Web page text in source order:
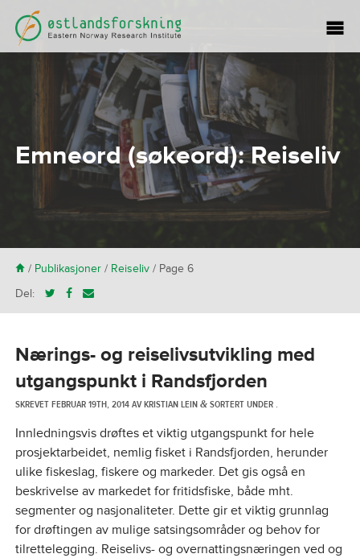
Emneord (søkeord):Reiseliv
H/ Publikasjoner/ Reiseliv/ Page 6
Del:
Nærings- og reiselivsutvikling med
utgangspunkt i Randsfjorden
SKREVETFEBRUAR 19TH, 2014AVKRISTIAN LEIN &SORTERT UNDER .
Innledningsvis drøftes et viktig utgangspunkt for hele
prosjektarbeidet, nemlig fisket i Randsfjorden, herunder
ulike fiskeslag, fiskere og markeder. Det gis også en
beskrivelse av markedet for fritidsfiske, både mht.
segmenter og nasjonaliteter. Dette gir et viktig grunnlag
for drøftingen av mulige satsingsområder og behov for
tilrettelegging. Reiselivs- og overnattingsnæringen ved og